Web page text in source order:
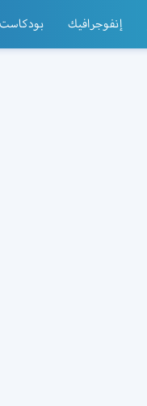
إنفوجرافيك بودكاست